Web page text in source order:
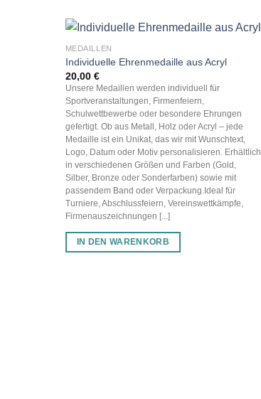
MEDAILLEN
Individuelle Ehrenmedaille aus Acryl
20,00 €
Unsere Medaillen werden individuell für
Sportveranstaltungen, Firmenfeiern,
Schulwettbewerbe oder besondere Ehrungen
gefertigt. Ob aus Metall, Holz oder Acryl – jede
Medaille ist ein Unikat, das wir mit Wunschtext,
Logo, Datum oder Motiv personalisieren. Erhältlich
in verschiedenen Größen und Farben (Gold,
Silber, Bronze oder Sonderfarben) sowie mit
passendem Band oder Verpackung.Ideal für
Turniere, Abschlussfeiern, Vereinswettkämpfe,
Firmenauszeichnungen [...]
IN DEN WARENKORB